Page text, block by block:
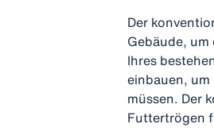
Der
Gebäude,
Ihres
einbauen,
müssen. Der
Futtertrögen